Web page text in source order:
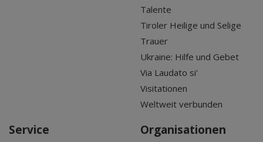
Talente
Tiroler Heilige und Selige
Trauer
Ukraine: Hilfe und Gebet
Via Laudato si'
Visitationen
Weltweit verbunden
Service
Organisationen